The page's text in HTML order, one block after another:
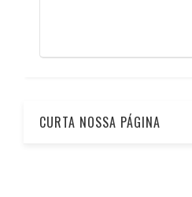
CURTA NOSSA PÁGINA